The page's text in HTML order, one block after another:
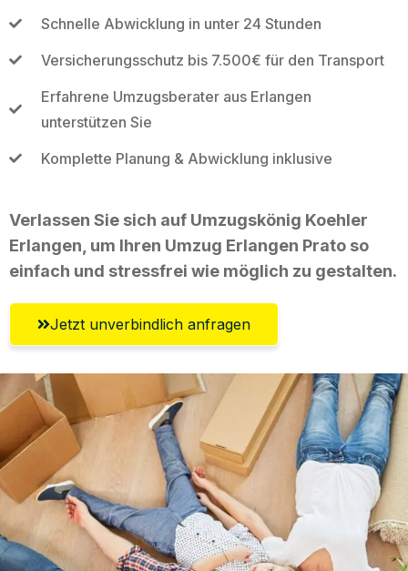
Schnelle Abwicklung in unter 24 Stunden
Versicherungsschutz bis 7.500€ für den Transport
Erfahrene Umzugsberater aus Erlangen
unterstützen Sie
Komplette Planung & Abwicklung inklusive
Verlassen Sie sich auf Umzugskönig Koehler
Erlangen, um Ihren Umzug Erlangen Prato so
einfach und stressfrei wie möglich zu gestalten.
Jetzt unverbindlich anfragen